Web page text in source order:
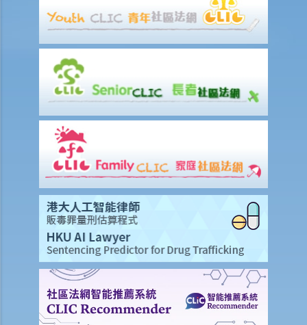
1. 我在香港合法结婚。如果后来我的配偶变性，我的婚姻还有效吗？
1. 于海外结婚的同性伴侣在香港享有的权益及福利
2. 同性伴侣需要回到他们结婚的国家才能离婚吗？他们是否需要向香港
政府更新婚姻状况为离婚？
L. 假结婚
1. 假结婚可以被起诉那些刑事罪行以及刑罚是甚么？
2. 如何证明一段婚姻是假结婚？
3. 如果我涉及假结婚，这是否自动意味着婚姻为无效？
M. 婚姻状况记录
N. 常见问题
1. 在香港结婚有年龄限制吗？
2. 我的妻子是澳洲人。我想她来香港与我同住。我要怎样做？
3. 我几年前在内地结婚，但后来丈夫离开了我，不知所踪。我现在想在
香港再结婚了，我有可能干犯重婚罪吗？
4. 我怀疑妻子红杏出墙，我可否藉此理由离婚？